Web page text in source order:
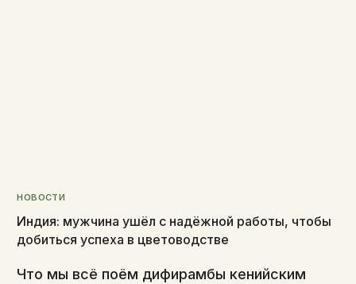
НОВОСТИ
Индия: мужчина ушёл с надёжной работы, чтобы
добиться успеха в цветоводстве
Что мы всё поём дифирамбы кенийским